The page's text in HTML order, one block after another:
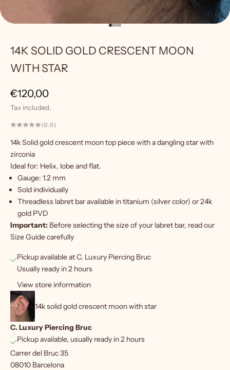
Go to item 1
Go to item 2
Go to item 3
Go to item 4
14K SOLID GOLD CRESCENT MOON
WITH STAR
Sale price
€120,00
Tax included.
(0.0)
14k Solid gold crescent moon top piece with a dangling star with
zirconia
Ideal for: Helix, lobe and flat.
Gauge: 1.2 mm
Sold individually
Threadless labret baravailable in titanium (silver color) or 24k
gold PVD
Important: Before selecting the size of your labret bar, read our
Size Guidecarefully
Pickup available at C. Luxury Piercing Bruc
Usually ready in 2 hours
View store information
14k solid gold crescent moon with star
C. Luxury Piercing Bruc
Pickup available, usually ready in 2 hours
Carrer del Bruc 35
08010 Barcelona